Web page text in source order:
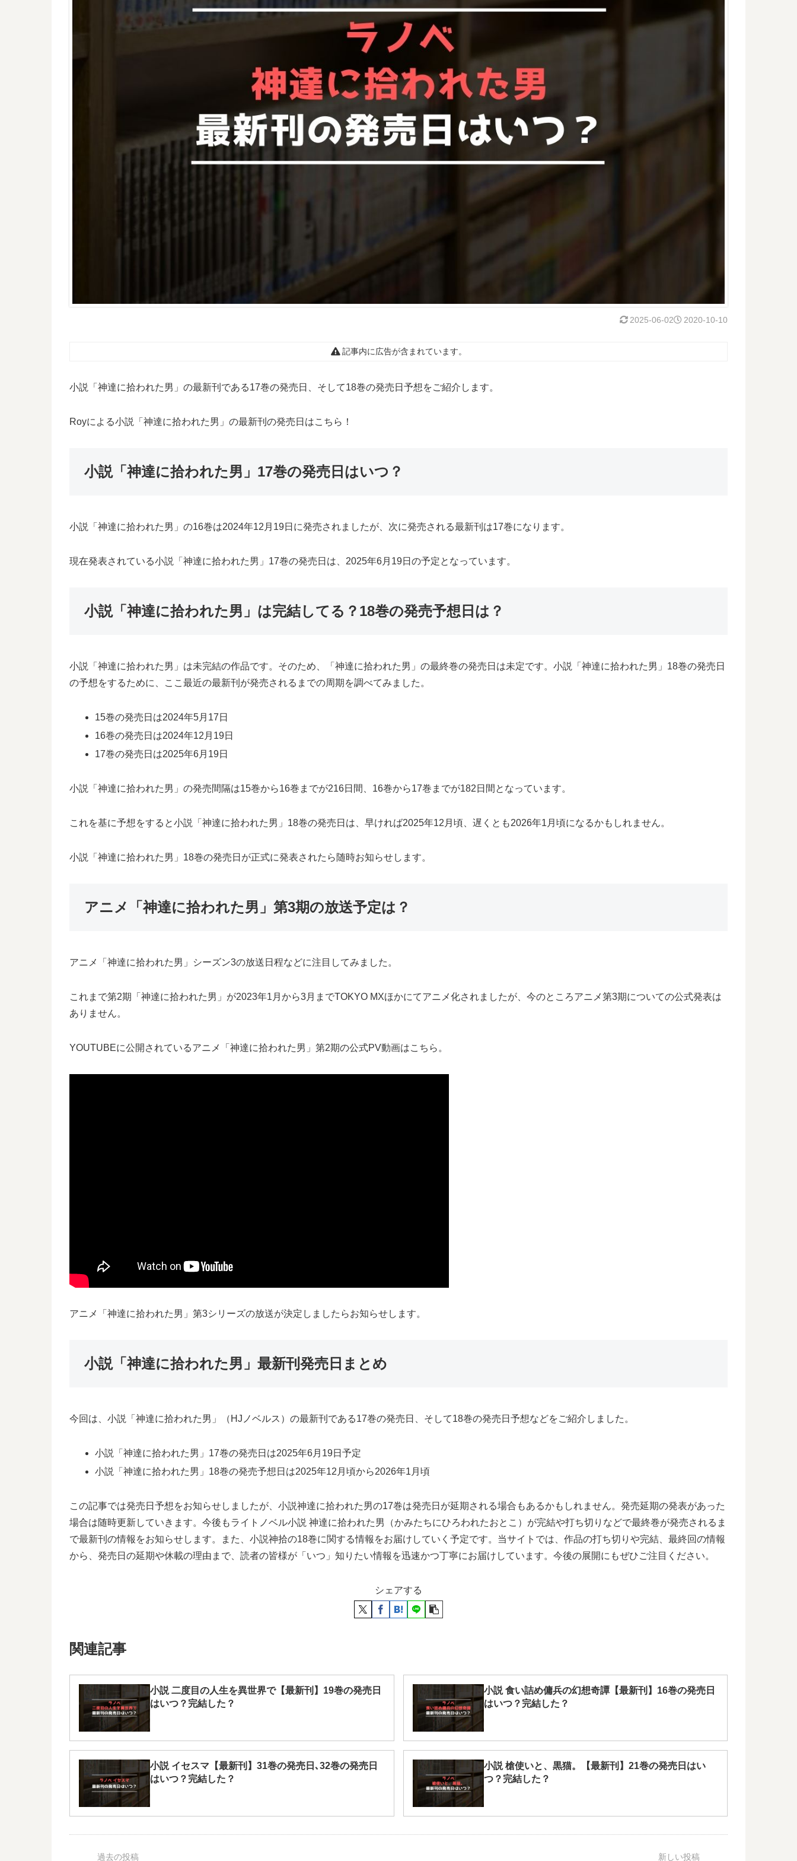
2020-10-10
2025-06-02
記事内に広告が含まれています。
小説「神達に拾われた男」の最新刊である17巻の発売日、そして18巻の発売日予想をご紹介します。
Royによる小説「神達に拾われた男」の最新刊の発売日はこちら！
小説「神達に拾われた男」17巻の発売日はいつ？
小説「神達に拾われた男」の16巻は2024年12月19日に発売されましたが、次に発売される最新刊は17巻になります。
現在発表されている小説「神達に拾われた男」17巻の発売日は、2025年6月19日の予定となっています。
小説「神達に拾われた男」は完結してる？18巻の発売予想日は？
小説「神達に拾われた男」は未完結の作品です。そのため、「神達に拾われた男」の最終巻の発売日は未定です。小説「神達に拾われた男」18巻の発売日
の予想をするために、ここ最近の最新刊が発売されるまでの周期を調べてみました。
15巻の発売日は2024年5月17日
16巻の発売日は2024年12月19日
17巻の発売日は2025年6月19日
小説「神達に拾われた男」の発売間隔は15巻から16巻までが216日間、16巻から17巻までが182日間となっています。
これを基に予想をすると小説「神達に拾われた男」18巻の発売日は、早ければ2025年12月頃、遅くとも2026年1月頃になるかもしれません。
小説「神達に拾われた男」18巻の発売日が正式に発表されたら随時お知らせします。
アニメ「神達に拾われた男」第3期の放送予定は？
アニメ「神達に拾われた男」シーズン3の放送日程などに注目してみました。
これまで第2期「神達に拾われた男」が2023年1月から3月までTOKYO MXほかにてアニメ化されましたが、今のところアニメ第3期についての公式発表は
ありません。
YOUTUBEに公開されているアニメ「神達に拾われた男」第2期の公式PV動画はこちら。
アニメ「神達に拾われた男」第3シリーズの放送が決定しましたらお知らせします。
小説「神達に拾われた男」最新刊発売日まとめ
今回は、小説「神達に拾われた男」（HJノベルス）の最新刊である17巻の発売日、そして18巻の発売日予想などをご紹介しました。
小説「神達に拾われた男」17巻の発売日は2025年6月19日予定
小説「神達に拾われた男」18巻の発売予想日は2025年12月頃から2026年1月頃
この記事では発売日予想をお知らせしましたが、小説神達に拾われた男の17巻は発売日が延期される場合もあるかもしれません。発売延期の発表があった
場合は随時更新していきます。今後もライトノベル小説 神達に拾われた男（かみたちにひろわれたおとこ）が完結や打ち切りなどで最終巻が発売されるま
で最新刊の情報をお知らせします。また、小説神拾の18巻に関する情報をお届けしていく予定です。当サイトでは、作品の打ち切りや完結、最終回の情報
から、発売日の延期や休載の理由まで、読者の皆様が「いつ」知りたい情報を迅速かつ丁寧にお届けしています。今後の展開にもぜひご注目ください。
シェアする
関連記事
小説 二度目の人生を異世界で【最新刊】19巻の発売日
はいつ？完結した？
小説 食い詰め傭兵の幻想奇譚【最新刊】16巻の発売日
はいつ？完結した？
小説 イセスマ【最新刊】31巻の発売日､32巻の発売日
はいつ？完結した？
小説 槍使いと、黒猫。【最新刊】21巻の発売日はい
つ？完結した？